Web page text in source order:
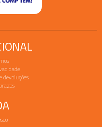
devoluções